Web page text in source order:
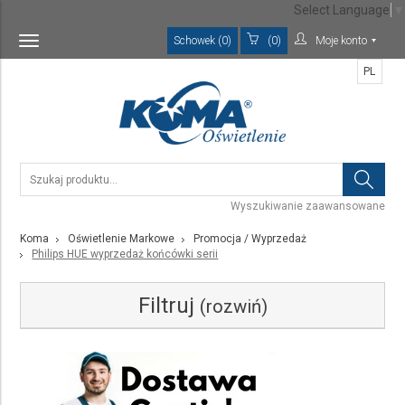
Toggle
navigation
Schowek (0) (0) Moje konto
Wyszukiwanie zaawansowane
PL
Koma Oświetlenie Markowe
Promocja / Wyprzedaż
Philips HUE wyprzedaż końcówki serii
Filtruj (rozwiń)
Kategoria
Select Language